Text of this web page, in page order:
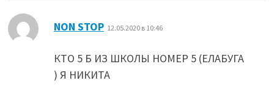
NON STOP: 12.05.2020 в 10:46
КТО 5 Б ИЗ ШКОЛЫ НОМЕР 5 (ЕЛАБУГА
) Я НИКИТА